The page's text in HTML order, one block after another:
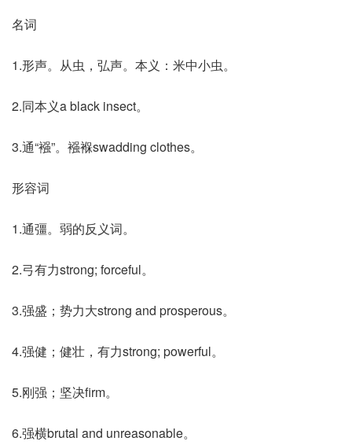
名词
1.形声。从虫，弘声。本义：米中小虫。
2.同本义a black insect。
3.通“襁”。襁褓swadding clothes。
形容词
1.通彊。弱的反义词。
2.弓有力strong; forceful。
3.强盛；势力大strong and prosperous。
4.强健；健壮，有力strong; powerful。
5.刚强；坚决firm。
6.强横brutal and unreasonable。